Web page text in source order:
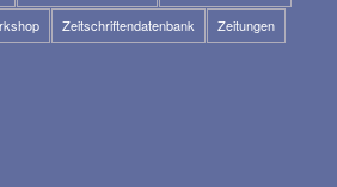
Zeitschriftendatenbank
Zeitungen